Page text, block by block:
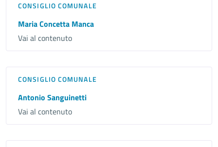
CONSIGLIO COMUNALE
Maria Concetta Manca
Vai al contenuto
CONSIGLIO COMUNALE
Antonio Sanguinetti
Vai al contenuto